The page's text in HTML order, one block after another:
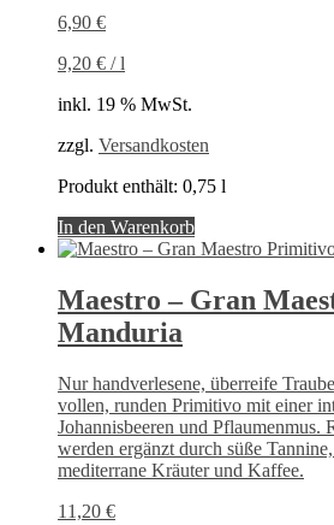
6,90 €
9,20 € /l
inkl. 19 % MwSt.
zzgl. Versandkosten
Produkt enthält: 0,75 l
In den Warenkorb
Maestro – Gran
Manduria
Nur handverlesene, überreife
vollen, runden Primitivo mit einer
Johannisbeeren und Pflaumenmus.
werden ergänzt durch süße
mediterrane Kräuter und Kaffee.
11,20 €